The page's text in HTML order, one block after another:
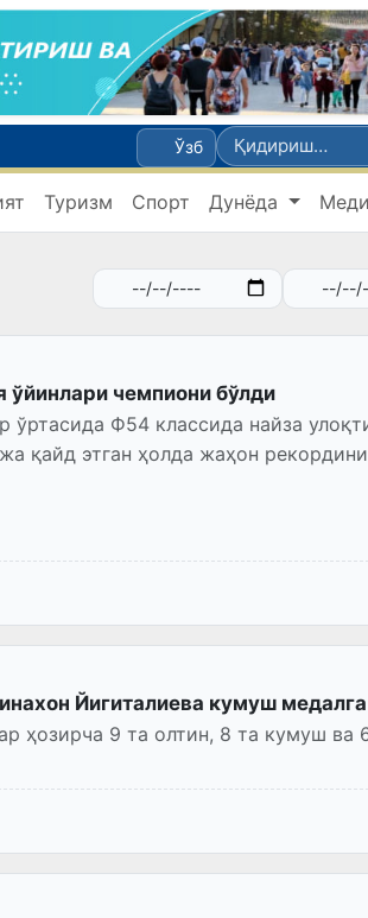
Ўзб
Туризм Спорт Дунёда
чемпиони бўлди
ўртасида Ф54 классида найза
қайд этган ҳолда жаҳон
Йигиталиева кумуш
ҳозирча 9 та олтин, 8 та кумуш ва